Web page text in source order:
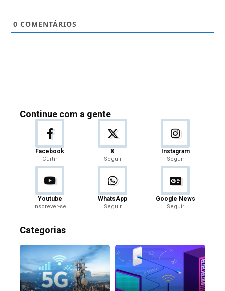
0 COMENTÁRIOS
Continue com a gente
Facebook
Curtir
X
Seguir
Instagram
Seguir
Youtube
Inscrever-se
WhatsApp
Seguir
Google News
Seguir
Categorias